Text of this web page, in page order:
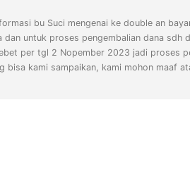
bu Suci mengenai ke double an
dan untuk proses pengembalian dana
per tgl 2 Nopember 2023 jadi proses
bisa kami sampaikan, kami mohon maaf